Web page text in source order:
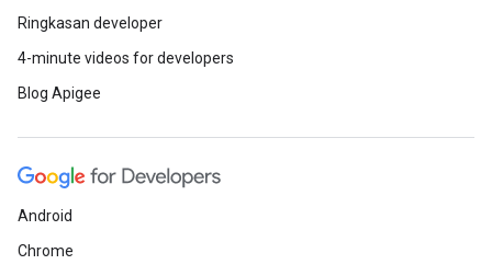
Ringkasan developer
4-minute videos for developers
Blog Apigee
Android
Chrome